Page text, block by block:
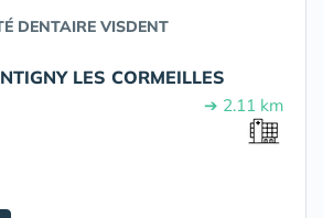
DENTAIRE VISDENT
LES CORMEILLES
➔ 2.11 km